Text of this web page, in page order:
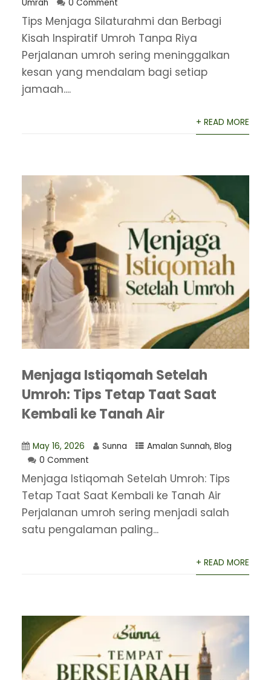
Umrah 0 Comment
Tips Menjaga Silaturahmi dan Berbagi
Kisah Inspiratif Umroh Tanpa Riya
Perjalanan umroh sering meninggalkan
kesan yang mendalam bagi setiap
jamaah....
+ READ MORE
Menjaga Istiqomah Setelah
Umroh: Tips Tetap Taat Saat
Kembali ke Tanah Air
May 16, 2026 Sunna Amalan Sunnah, Blog
0 Comment
Menjaga Istiqomah Setelah Umroh: Tips
Tetap Taat Saat Kembali ke Tanah Air
Perjalanan umroh sering menjadi salah
satu pengalaman paling...
+ READ MORE